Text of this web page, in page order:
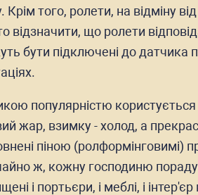
Крім того, ролети, на відміну
відзначити, що ролети
бути підключені до датчика
популярністю
жар, взимку - холод, а
піною (ролформінговимі)
ж, кожну господиню
і портьєри, і меблі, і